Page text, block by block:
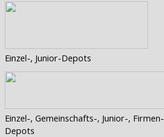
Einzel-, Junior-Depots
Einzel-, Gemeinschafts-, Junior-, Firmen-
Depots